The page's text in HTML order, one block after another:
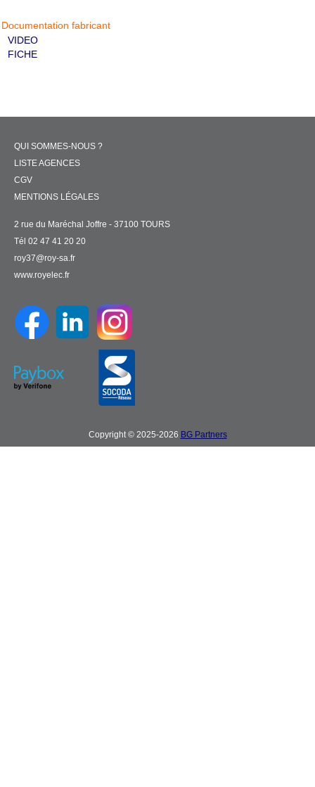
Documentation fabricant
VIDEO
FICHE
QUI SOMMES-NOUS ?
LISTE AGENCES
CGV
MENTIONS LÉGALES
2 rue du Maréchal Joffre - 37100 TOURS
Tél 02 47 41 20 20
roy37@roy-sa.fr
www.royelec.fr
Copyright © 2025-2026 BG Partners